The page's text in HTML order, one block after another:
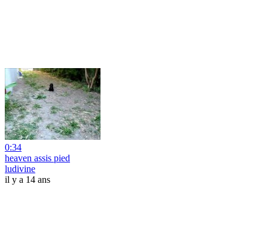
0:34
heaven assis pied
ludivine
il y a 14 ans